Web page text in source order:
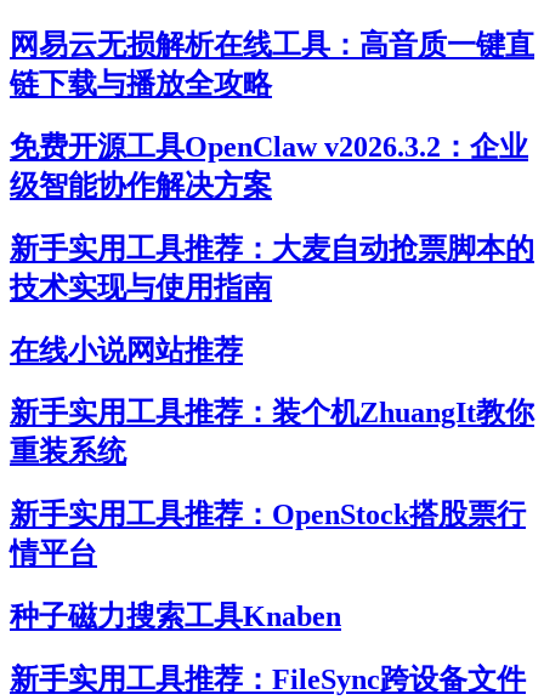
网易云无损解析在线工具：高音质一键直
链下载与播放全攻略
免费开源工具OpenClaw v2026.3.2：企业
级智能协作解决方案
新手实用工具推荐：大麦自动抢票脚本的
技术实现与使用指南
在线小说网站推荐
新手实用工具推荐：装个机ZhuangIt教你
重装系统
新手实用工具推荐：OpenStock搭股票行
情平台
种子磁力搜索工具Knaben
新手实用工具推荐：FileSync跨设备文件